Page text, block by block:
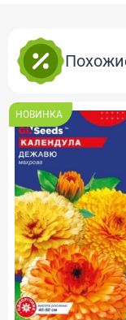
НОВИНКА